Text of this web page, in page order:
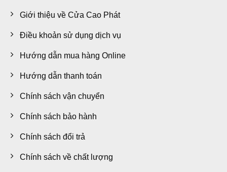
Giới thiệu về Cửa Cao Phát
Điều khoản sử dụng dịch vụ
Hướng dẫn mua hàng Online
Hướng dẫn thanh toán
Chính sách vận chuyển
Chính sách bảo hành
Chính sách đổi trả
Chính sách về chất lượng